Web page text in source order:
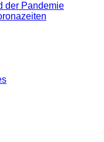
der Pandemie